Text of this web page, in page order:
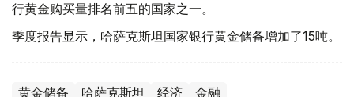
行黄金购买量排名前五的国家之一。
季度报告显示，哈萨克斯坦国家银行黄金储备增加了15吨。
黄金储备 哈萨克斯坦 经济 金融